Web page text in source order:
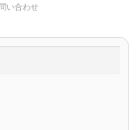
い合わせ